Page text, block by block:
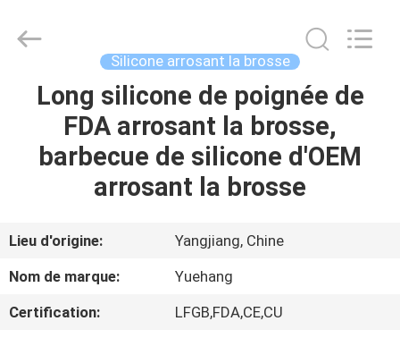
MAISON
PRODUITS
SUJET
DE
NOUS
silicone
Silicone arrosant la brosse
Long silicone de poignée de
FDA arrosant la brosse,
barbecue de silicone d'OEM
arrosant la brosse
Lieu d'origine:
Yangjiang, Chine
Nom de marque:
Yuehang
Certification:
LFGB,FDA,CE,CU